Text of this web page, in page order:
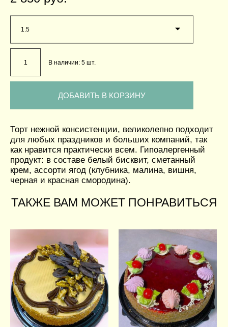
1.5
В наличии: 5 шт.
ДОБАВИТЬ В КОРЗИНУ
Торт нежной консистенции, великолепно подходит
для любых праздников и больших компаний, так
как нравится практически всем. Гипоалергенный
продукт: в составе белый бисквит, сметанный
крем, ассорти ягод (клубника, малина, вишня,
черная и красная смородина).
ТАКЖЕ ВАМ МОЖЕТ ПОНРАВИТЬСЯ